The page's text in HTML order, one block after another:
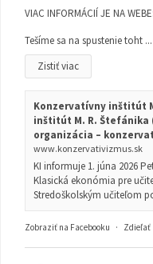
VIAC INFORMÁCIÍ JE NA WEBE:
Tešíme sa na spustenie toht ...
Zistiť viac
Konzervatívny inštitút
inštitút M. R. Štefánika
organizácia –
www.konzervativizmus.sk
KI informuje 1. júna 2026
Klasická ekonómia pre
Stredoškolským učiteľom
Zobraziť na Facebooku · Zdieľať